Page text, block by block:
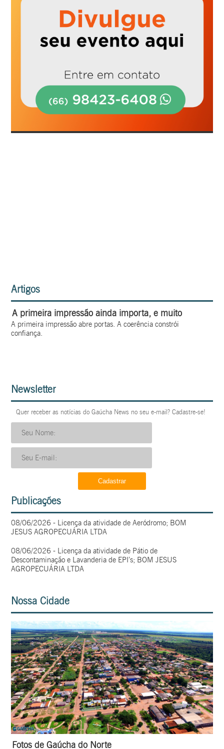
Artigos
A primeira impressão ainda importa, e muito
A primeira impressão abre portas. A coerência constrói
confiança.
Newsletter
Quer receber as notícias do Gaúcha News no seu e-mail? Cadastre-se!
Publicações
08/06/2026 - Licença da atividade de Aeródromo; BOM
JESUS AGROPECUÁRIA LTDA
08/06/2026 - Licença da atividade de Pátio de
Descontaminação e Lavanderia de EPI’s; BOM JESUS
AGROPECUÁRIA LTDA
Nossa Cidade
Fotos de Gaúcha do Norte